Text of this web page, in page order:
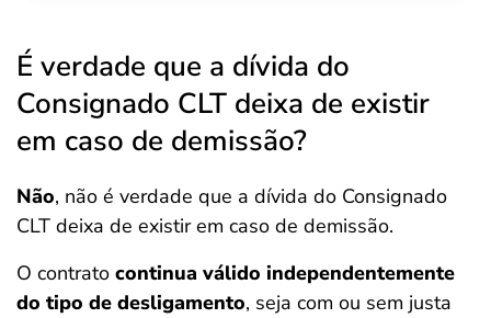
É verdade que a dívida do
Consignado CLT deixa de existir
em caso de demissão?
Não, não é verdade que a dívida do Consignado
CLT deixa de existir em caso de demissão.
O contrato continua válido independentemente
do tipo de desligamento, seja com ou sem justa